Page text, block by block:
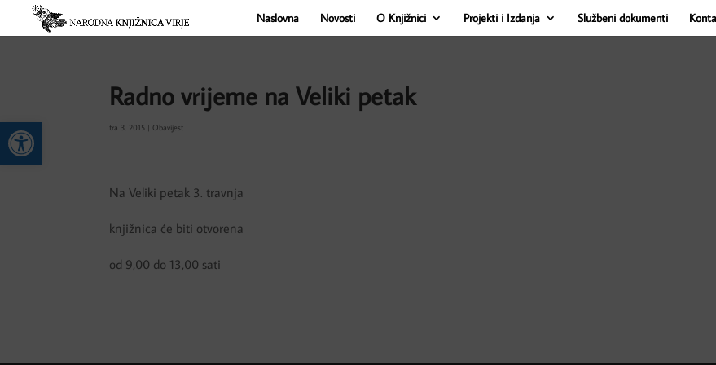
Open toolbar
Naslovna Novosti O Knjižnici Projekti i Izdanja Službeni dokumenti
Radno vrijeme na Veliki petak
tra 3, 2015 | Obavijest
Na Veliki petak 3. travnja
knjižnica će biti otvorena
od 9,00 do 13,00 sati